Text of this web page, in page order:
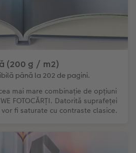
(200 g / m2)
până la 202 de pagini.
mai mare combinație de opțiuni
FOTOCĂRȚI. Datorită suprafeței
fi saturate cu contraste clasice.